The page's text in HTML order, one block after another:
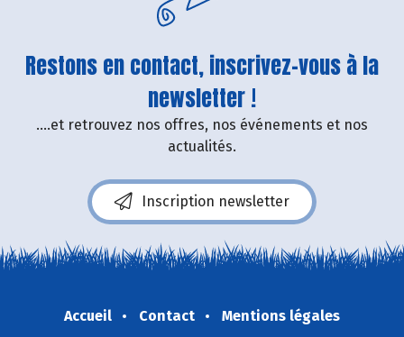
Restons en contact, inscrivez-vous à la
newsletter !
....et retrouvez nos offres, nos événements et nos
actualités.
Inscription newsletter
Accueil Contact
Mentions légales